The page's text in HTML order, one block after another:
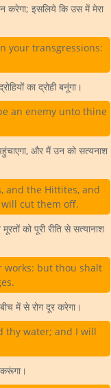
न करेगा; इसलिये कि उस में मेरा
your transgressions:
का द्रोही बनूंगा।
an enemy unto thine
और मैं उन को सत्यनाश
and the Hittites, and
will cut them off.
को पूरी रीति से सत्यानाश
works: but thou shalt
में से रोग दूर करेगा।
thy water; and I will